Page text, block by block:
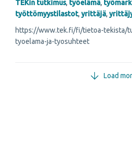
TEKin tutkimus, työelämä,
työttömyystilastot, yrittäjä,
https://www.tek.fi/fi/tietoa-tekista/
tyoelama-ja-tyosuhteet
Load